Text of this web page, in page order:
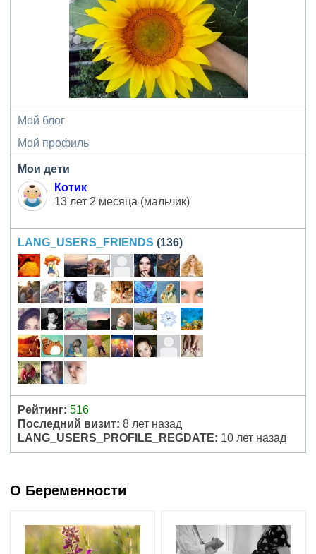
Мой блог
Мой профиль
Мои дети
Котик
13 лет 2 месяца (мальчик)
LANG_USERS_FRIENDS (136)
Рейтинг: 516
Последний визит: 8 лет назад
LANG_USERS_PROFILE_REGDATE: 10 лет назад
О Беременности